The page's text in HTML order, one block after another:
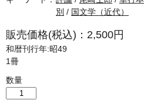
別 / 国文学（近代）
販売価格(税込)：2,500円
和暦刊行年:昭49
1冊
数量